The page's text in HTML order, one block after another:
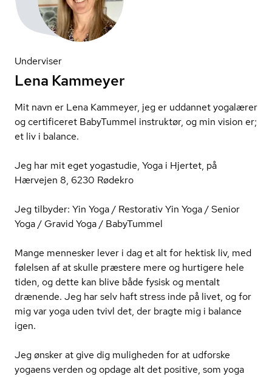
Underviser
Lena Kammeyer
Mit navn er Lena Kammeyer, jeg er uddannet yogalærer
og certificeret BabyTummel instruktør, og min vision er;
et liv i balance.
Jeg har mit eget yogastudie, Yoga i Hjertet, på
Hærvejen 8, 6230 Rødekro
Jeg tilbyder: Yin Yoga / Restorativ Yin Yoga / Senior
Yoga / Gravid Yoga / BabyTummel
Mange mennesker lever i dag et alt for hektisk liv, med
følelsen af at skulle præstere mere og hurtigere hele
tiden, og dette kan blive både fysisk og mentalt
drænende. Jeg har selv haft stress inde på livet, og for
mig var yoga uden tvivl det, der bragte mig i balance
igen.
Jeg ønsker at give dig muligheden for at udforske
yogaens verden og opdage alt det positive, som yoga